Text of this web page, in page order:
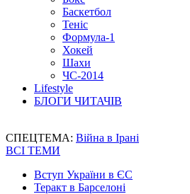
Баскетбол
Теніс
Формула-1
Хокей
Шахи
ЧС-2014
Lifestyle
БЛОГИ ЧИТАЧІВ
СПЕЦТЕМА: Війна в Ірані
ВСІ ТЕМИ
Вступ України в ЄС
Теракт в Барселоні